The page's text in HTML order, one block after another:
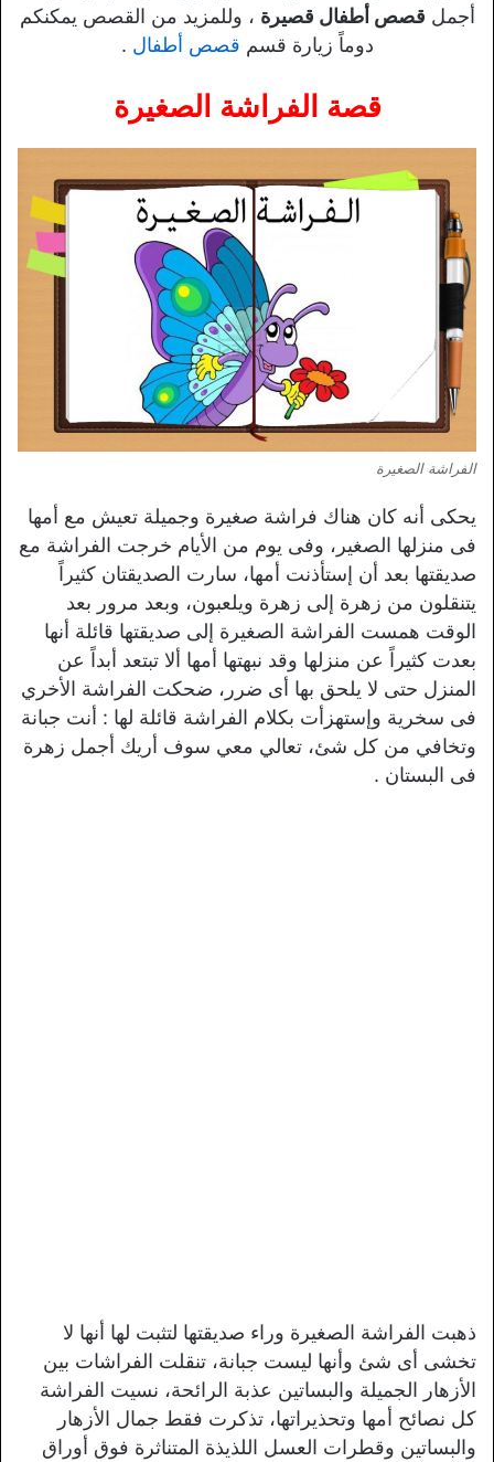
أجمل قصص أطفال قصيرة ، وللمزيد من القصص يمكنكم
دوماً زيارة قسم قصص أطفال .
قصة الفراشة الصغيرة
الفراشة الصغيرة
يحكى أنه كان هناك فراشة صغيرة وجميلة تعيش مع أمها
فى منزلها الصغير، وفى يوم من الأيام خرجت الفراشة مع
صديقتها بعد أن إستأذنت أمها، سارت الصديقتان كثيراً
يتنقلون من زهرة إلى زهرة ويلعبون، وبعد مرور بعد
الوقت همست الفراشة الصغيرة إلى صديقتها قائلة أنها
بعدت كثيراً عن منزلها وقد نبهتها أمها ألا تبتعد أبداً عن
المنزل حتى لا يلحق بها أى ضرر، ضحكت الفراشة الأخري
فى سخرية وإستهزأت بكلام الفراشة قائلة لها : أنت جبانة
وتخافي من كل شئ، تعالي معي سوف أريك أجمل زهرة
فى البستان .
ذهبت الفراشة الصغيرة وراء صديقتها لتثبت لها أنها لا
تخشى أى شئ وأنها ليست جبانة، تنقلت الفراشات بين
الأزهار الجميلة والبساتين عذبة الرائحة، نسيت الفراشة
كل نصائح أمها وتحذيراتها، تذكرت فقط جمال الأزهار
والبساتين وقطرات العسل اللذيذة المتناثرة فوق أوراق